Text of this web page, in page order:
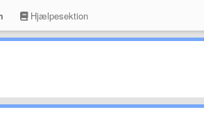
Hjælpesektion